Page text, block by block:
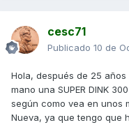
cesc71
Publicado 10 de
Hola, después de 25
mano una SUPER DINK
según como vea en unos
Nueva, ya que tengo que